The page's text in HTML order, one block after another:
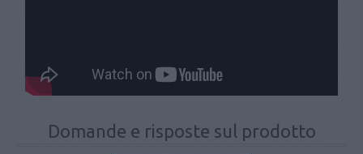
Domande e risposte sul prodotto